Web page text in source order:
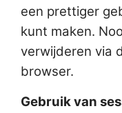
een prettiger
kunt maken.
verwijderen via
browser.
Gebruik van